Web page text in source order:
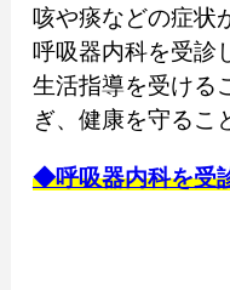
咳や痰などの症状
呼吸器内科を受診
生活指導を受ける
ぎ、健康を守るこ
◆呼吸器内科を受